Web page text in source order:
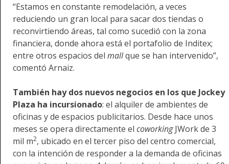
“Estamos en constante remodelación, a veces
reduciendo un gran local para sacar dos tiendas o
reconvirtiendo áreas, tal como sucedió con la zona
financiera, donde ahora está el portafolio de Inditex;
entre otros espacios del mallque se han intervenido”,
comentó Arnaiz.
También hay dos nuevos negocios en los que Jockey
Plaza ha incursionado: el alquiler de ambientes de
oficinas y de espacios publicitarios. Desde hace unos
meses se opera directamente el coworkingJWork de 3
mil m2, ubicado en el tercer piso del centro comercial,
con la intención de responder a la demanda de oficinas